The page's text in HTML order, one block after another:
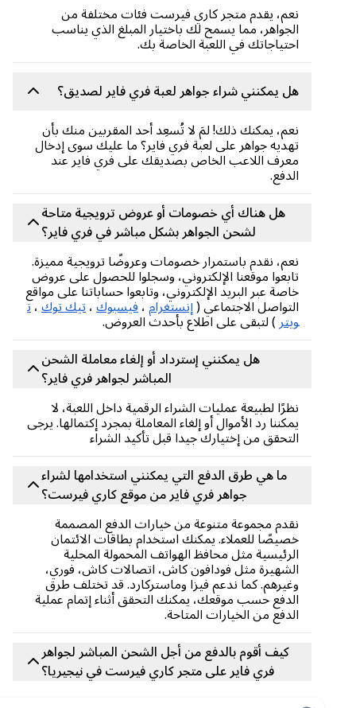
نعم، يقدم متجر كاري فيرست فئات مختلفة من
الجواهر، مما يسمح لك باختيار المبلغ الذي يناسب
احتياجاتك في اللعبة الخاصة بك.
هل يمكنني شراء جواهر لعبة فري فاير لصديق؟
نعم، يمكنك ذلك! لمَ لا تُسعِد أحد المقربين منك بأن
تهديه جواهر على لعبة فري فاير؟ ما عليك سوى إدخال
معرف اللاعب الخاص بصديقك على فري فاير عند
هل هناك أي خصومات أو عروض ترويجية متاحة
لشحن الجواهر بشكل مباشر في فري فاير؟
نعم، نقدم باستمرار خصومات وعروضًا ترويجية مميزة.
تابعوا موقعنا الإلكتروني، وسجلوا للحصول على عروض
خاصة عبر البريد الإلكتروني، وتابعوا حساباتنا على مواقع
التواصل الاجتماعي (إنستغرام،فيسبوك،تيك توك،ت
) لتبقى على اطلاع بأحدث العروض.
هل يمكنني إسترداد أو إلغاء معاملة الشحن
المباشر لجواهر فري فاير؟
نظرًا لطبيعة عمليات الشراء الرقمية داخل اللعبة، لا
يمكننا رد الأموال أو إلغاء المعاملة بمجرد إكتمالها. يرجى
التحقق من إختيارك جيدا قبل تأكيد الشراء
ما هي طرق الدفع التي يمكنني استخدامها لشراء
جواهر فري فاير من موقع كاري فيرست؟
نقدم مجموعة متنوعة من خيارات الدفع المصممة
خصيصًا للعملاء. يمكنك استخدام بطاقات الائتمان
الرئيسية مثل محافظ الهواتف المحمولة المحلية
الشهيرة مثل فودافون كاش، اتصالات كاش، فوري،
وغيرهم. كما ندعم فيزا وماستركارد. قد تختلف طرق
الدفع حسب موقعك، يمكنك التحقق أثناء إتمام عملية
الدفع من الخيارات المتاحة.
كيف أقوم بالدفع من أجل الشحن المباشر لجواهر
فري فاير على متجر كاري فيرست في نيجيريا؟